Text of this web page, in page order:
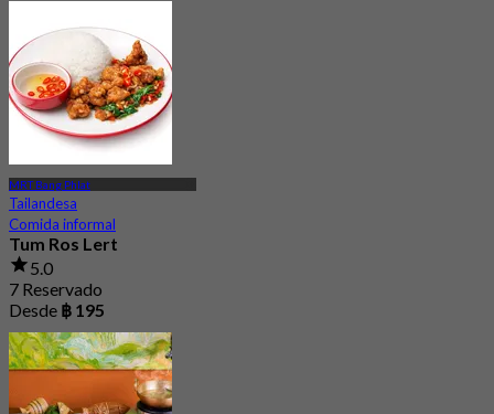
MRT Bang Phlat
Tailandesa
Comida informal
Tum Ros Lert
5.0
7 Reservado
Desde ฿ 195